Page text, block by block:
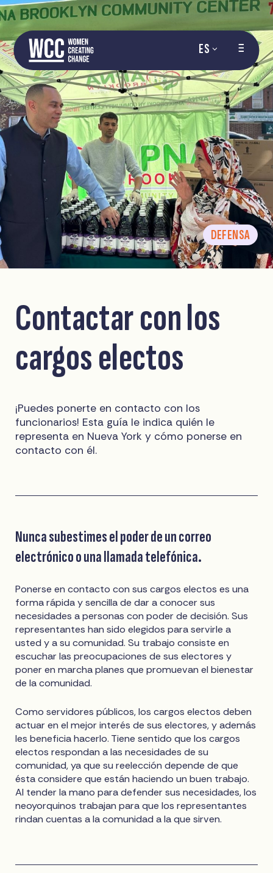
ES
DEFENSA
Contactar con los
cargos electos
¡Puedes ponerte en contacto con los
funcionarios! Esta guía le indica quién le
representa en Nueva York y cómo ponerse en
contacto con él.
Nunca subestimes el poder de un correo
electrónico o una llamada telefónica.
Ponerse en contacto con sus cargos electos es una
forma rápida y sencilla de dar a conocer sus
necesidades a personas con poder de decisión. Sus
representantes han sido elegidos para servirle a
usted y a su comunidad. Su trabajo consiste en
escuchar las preocupaciones de sus electores y
poner en marcha planes que promuevan el bienestar
de la comunidad.
Como servidores públicos, los cargos electos deben
actuar en el mejor interés de sus electores, y además
les beneficia hacerlo. Tiene sentido que los cargos
electos respondan a las necesidades de su
comunidad, ya que su reelección depende de que
ésta considere que están haciendo un buen trabajo.
Al tender la mano para defender sus necesidades, los
neoyorquinos trabajan para que los representantes
rindan cuentas a la comunidad a la que sirven.